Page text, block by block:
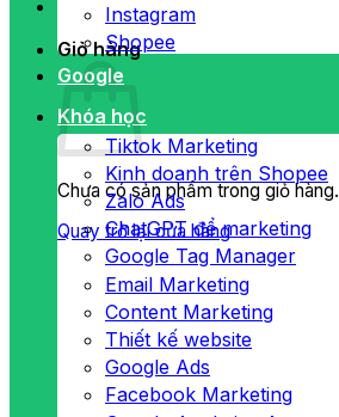
Giỏ hàng
Chưa có sản phẩm trong giỏ hàng.
Quay trở lại cửa hàng
Instagram
Shopee
Google
Khóa học
Tiktok Marketing
Kinh doanh trên Shopee
Zalo Ads
ChatGPT để marketing
Google Tag Manager
Email Marketing
Content Marketing
Thiết kế website
Google Ads
Facebook Marketing